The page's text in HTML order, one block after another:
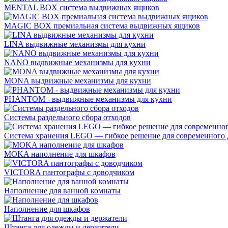
MENTAL BOX система выдвижных ящиков
MAGIC BOX премиальная система выдвижных ящиков
LINA выдвижные механизмы для кухни
NANO выдвижные механизмы для кухни
MONA выдвижные механизмы для кухни
PHANTOM - выдвижные механизмы для кухни
Системы раздельного сбора отходов
Система хранения LEGO — гибкое решение для современного
MOKA наполнение для шкафов
VICTORA пантографы с доводчиком
Наполнение для ванной комнаты
Наполнение для шкафов